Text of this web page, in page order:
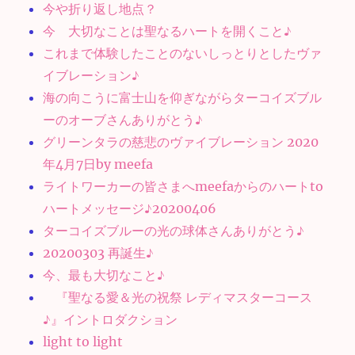
今や折り返し地点？
今 大切なことは聖なるハートを開くこと♪
これまで体験したことのないしっとりとしたヴァ
イブレーション♪
海の向こうに富士山を仰ぎながらターコイズブル
ーのオーブさんありがとう♪
グリーンタラの慈悲のヴァイブレーション 2020
年4月7日by meefa
ライトワーカーの皆さまへmeefaからのハートto
ハートメッセージ♪20200406
ターコイズブルーの光の球体さんありがとう♪
20200303 再誕生♪
今、最も大切なこと♪
『聖なる愛＆光の祝祭 レディマスターコース
♪』イントロダクション
light to light